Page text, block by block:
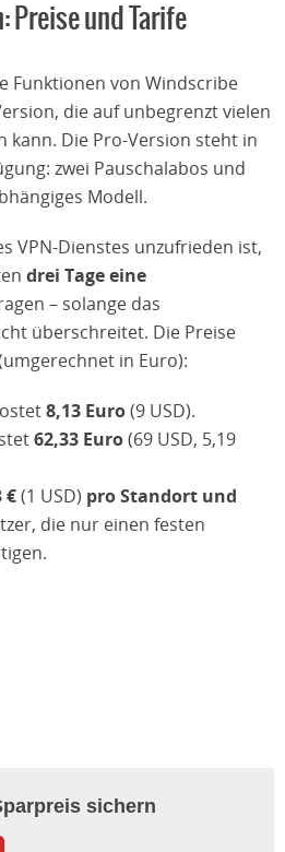
Preise und Tarife
Funktionen von Windscribe
die auf unbegrenzt vielen
kann. Die Pro-Version steht in
zwei Pauschalabos und
Modell.
VPN-Dienstes unzufrieden ist,
drei Tage eine
– solange das
überschreitet. Die Preise
in Euro):
8,13 Euro(9 USD).
62,33 Euro(69 USD, 5,19
€(1 USD) pro Standort und
die nur einen festen
sichern